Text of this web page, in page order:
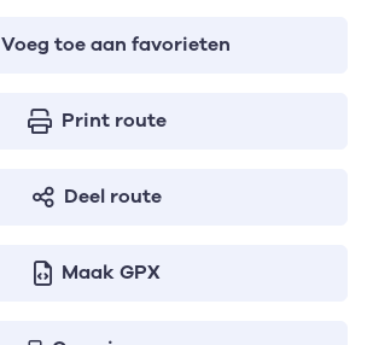
Voeg toe aan favorieten
Print route
Deel route
Maak GPX